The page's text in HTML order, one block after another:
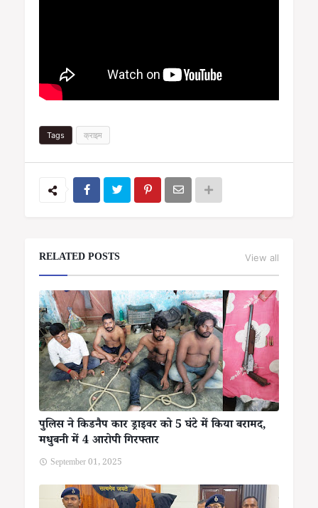
Tags क्राइम
RELATED POSTS View all
पुलिस ने किडनैप कार ड्राइवर को 5 घंटे में किया बरामद,
मधुबनी में 4 आरोपी गिरफ्तार
September 01, 2025